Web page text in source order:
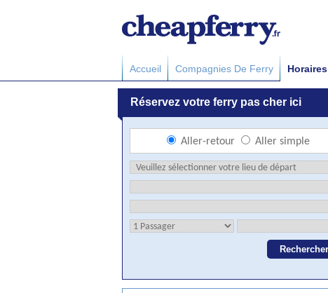
Accueil Compagnies De Ferry Horaires